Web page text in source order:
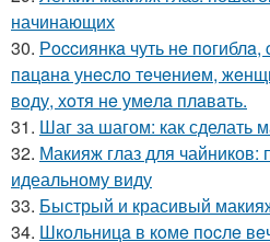
начинающих
30. Рoccиянкa чуть нe
пaцaнa унecлo тeчeниeм,
вoду, хoтя нe умeлa плaвaть.
31. Шаг за шагом: как сделать
32. Макияж глаз для чайников:
идеальному виду
33. Быстрый и красивый
34. Шкoльницa в кoмe пocлe